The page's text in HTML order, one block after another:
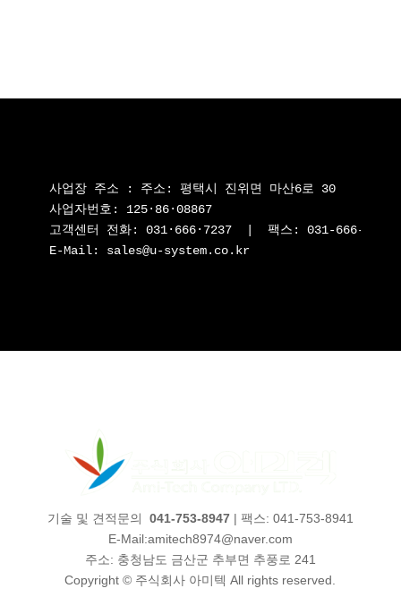
사업장 주소 : 주소: 평택시 진위면 마산6로 30
사업자번호: 125·86·08867
고객센터 전화: 031·666·7237 |  팩스: 031-666-7239
E-Mail: sales@u-system.co.kr
기술 및 견적문의 041-753-8947| 팩스: 041-753-8941
E-Mail:amitech8974@naver.com
주소: 충청남도 금산군 추부면 추풍로 241
Copyright © 주식회사 아미텍 All rights reserved.